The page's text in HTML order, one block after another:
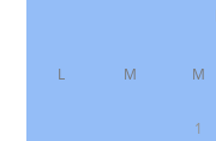
L M M
1